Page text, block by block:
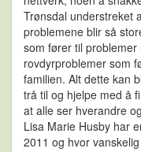
Trønsdal understreket
problemene blir så
som fører til
rovdyrproblemer som
familien. Alt dette kan
trå til og hjelpe med å
at alle ser hverandre
Lisa Marie Husby har
2011 og hvor